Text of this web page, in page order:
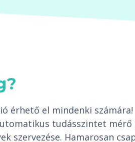
érhető el mindenki számára!
tudásszintet mérő
szervezése. Hamarosan